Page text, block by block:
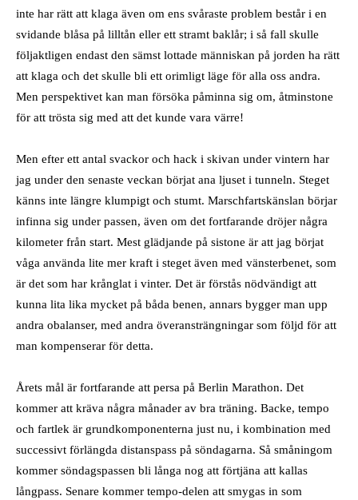
inte har rätt att klaga även om ens svåraste problem består i en
svidande blåsa på lilltån eller ett stramt baklår; i så fall skulle
följaktligen endast den sämst lottade människan på jorden ha rätt
att klaga och det skulle bli ett orimligt läge för alla oss andra.
Men perspektivet kan man försöka påminna sig om, åtminstone
för att trösta sig med att det kunde vara värre!
Men efter ett antal svackor och hack i skivan under vintern har
jag under den senaste veckan börjat ana ljuset i tunneln. Steget
känns inte längre klumpigt och stumt. Marschfartskänslan börjar
infinna sig under passen, även om det fortfarande dröjer några
kilometer från start. Mest glädjande på sistone är att jag börjat
våga använda lite mer kraft i steget även med vänsterbenet, som
är det som har krånglat i vinter. Det är förstås nödvändigt att
kunna lita lika mycket på båda benen, annars bygger man upp
andra obalanser, med andra överansträngningar som följd för att
man kompenserar för detta.
Årets mål är fortfarande att persa på Berlin Marathon. Det
kommer att kräva några månader av bra träning. Backe, tempo
och fartlek är grundkomponenterna just nu, i kombination med
successivt förlängda distanspass på söndagarna. Så småningom
kommer söndagspassen bli långa nog att förtjäna att kallas
långpass. Senare kommer tempo-delen att smygas in som